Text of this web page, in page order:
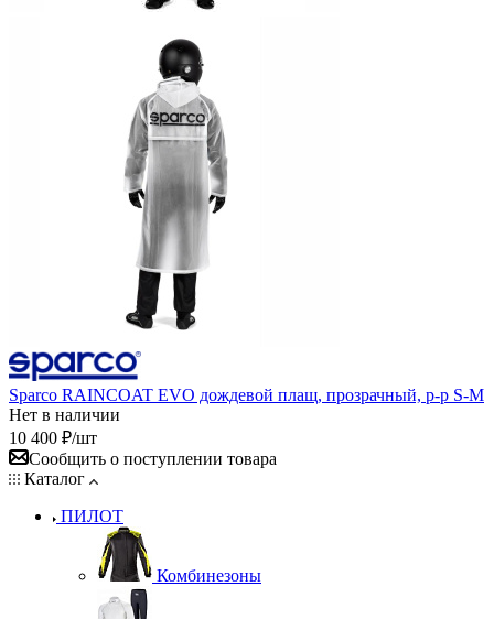
Sparco RAINCOAT EVO дождевой плащ, прозрачный, р-р S-M
Нет в наличии
10 400 ₽/шт
Сообщить о поступлении товара
Каталог
ПИЛОТ
Комбинезоны